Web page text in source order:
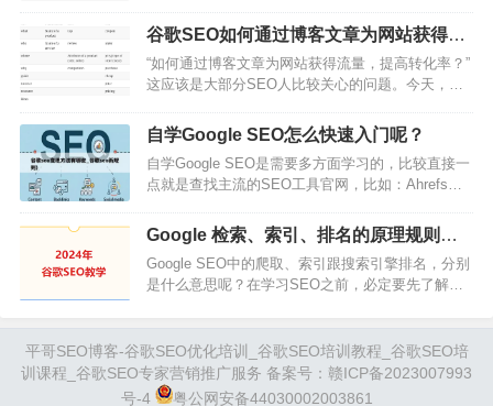
需要花钱的。搜索引擎获取的流量质量高：因为根
据相关的关键词，可以找到非常…
ChatGPT，根据自己实际的操作来客观的分析
ChatGPT为什么不可以全完替代SEO？以及如何使
用ChatGPT来更好的提高Google SEO的效率，并降
低整体成本。当然仅仅只是靠着一个Chatgpt并不能
把所有的SEO事情搞定，所以给大家提供了…
谷歌SEO如何通过博客文章为网站获得流
量和转化？
“如何通过博客文章为网站获得流量，提高转化率？”
这应该是大部分SEO人比较关心的问题。今天，平
排名前三且有流量的博客文章。一.什么是博客文章
我相信点开这篇文章的人对博客文章都有一定的概
念，所以我这边只提供了一版比较简洁的定义：1、
发布在网站blog版块的文章，新闻稿，指南等；2、
通常涵盖一个特定的话题或疑问，具有教育性质；
3、字数在500到2000字以…
自学Google SEO怎么快速入门呢？
自学Google SEO是需要多方面学习的，比较直接一
点就是查找主流的SEO工具官网，比如：Ahrefs，
学习；另外就是一些国外的SEO大神博客，比如：
Backlinko.com，searchenginejournal.com；最后就
是可以买一些SEO底层逻辑的书看一下。SEO领域
内，包含多个板块：关键词研究，SEO诊断，技术
Google 检索、索引、排名的原理规则是
什么？
Google SEO中的爬取、索引跟搜索引擎排名，分别
是什么意思呢？在学习SEO之前，必定要先了解一
取（检索）、被索引，然后才能出现在Google搜索
引擎里面并且加入Google搜索结果的排名。上面的
这个过程，从网址被找到，一直到被爬取跟索引，
平哥SEO博客-谷歌SEO优化培训_谷歌SEO培训教程_谷歌SEO培
训课程_谷歌SEO专家营销推广服务 备案号： 赣ICP备2023007993
号-4
粤公网安备44030002003861